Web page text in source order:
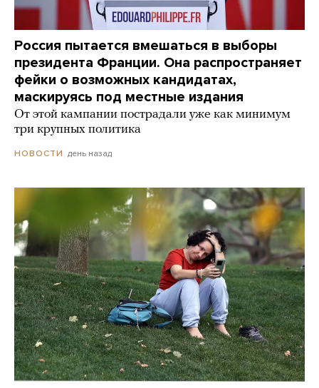
Россия пытается вмешаться в выборы
президента Франции. Она распространяет
фейки о возможных кандидатах,
маскируясь под местные издания
От этой кампании пострадали уже как минимум
три крупных политика
НОВОСТИ день назад